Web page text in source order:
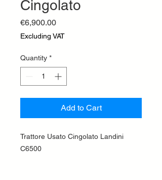
Cingolato
€6,900.00Price
Excluding VAT
Quantity *
Add to Cart
Trattore Usato Cingolato Landini
C6500